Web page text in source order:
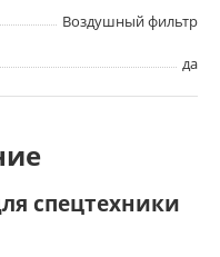
Воздушный фильтр
да
спецтехники